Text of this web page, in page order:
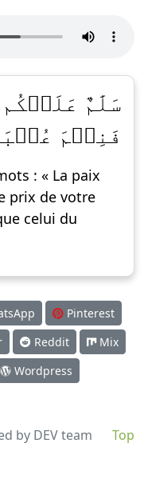
سَلَٰمٌ
فَنِعۡمَ عُقۡبَى
: « La paix
prix de votre
celui du
Pinterest
Reddit
Mix
Wordpress
Top
by DEV team